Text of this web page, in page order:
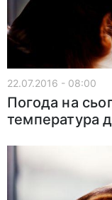
22.07.2016 - 08:00
Погода на
температура